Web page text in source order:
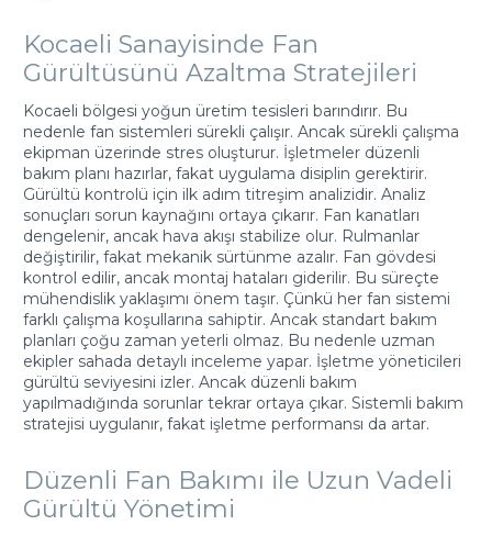
Kocaeli Sanayisinde Fan
Gürültüsünü Azaltma Stratejileri
Kocaeli bölgesi yoğun üretim tesisleri barındırır. Bu
nedenle fan sistemleri sürekli çalışır. Ancak sürekli çalışma
ekipman üzerinde stres oluşturur. İşletmeler düzenli
bakım planı hazırlar, fakat uygulama disiplin gerektirir.
Gürültü kontrolü için ilk adım titreşim analizidir. Analiz
sonuçları sorun kaynağını ortaya çıkarır. Fan kanatları
dengelenir, ancak hava akışı stabilize olur. Rulmanlar
değiştirilir, fakat mekanik sürtünme azalır. Fan gövdesi
kontrol edilir, ancak montaj hataları giderilir. Bu süreçte
mühendislik yaklaşımı önem taşır. Çünkü her fan sistemi
farklı çalışma koşullarına sahiptir. Ancak standart bakım
planları çoğu zaman yeterli olmaz. Bu nedenle uzman
ekipler sahada detaylı inceleme yapar. İşletme yöneticileri
gürültü seviyesini izler. Ancak düzenli bakım
yapılmadığında sorunlar tekrar ortaya çıkar. Sistemli bakım
stratejisi uygulanır, fakat işletme performansı da artar.
Düzenli Fan Bakımı ile Uzun Vadeli
Gürültü Yönetimi